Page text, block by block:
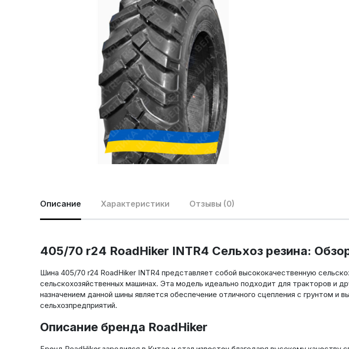
Описание Характеристики Отзывы (0)
405/70 r24 RoadHiker INTR4 Сельхоз резина:
Шина 405/70 r24 RoadHiker INTR4 представляет собой высококачественную
сельскохозяйственных машинах. Эта модель идеально подходит для тракторов и
назначением данной шины является обеспечение отличного сцепления с грунтом
сельхозпредприятий.
Описание бренда RoadHiker